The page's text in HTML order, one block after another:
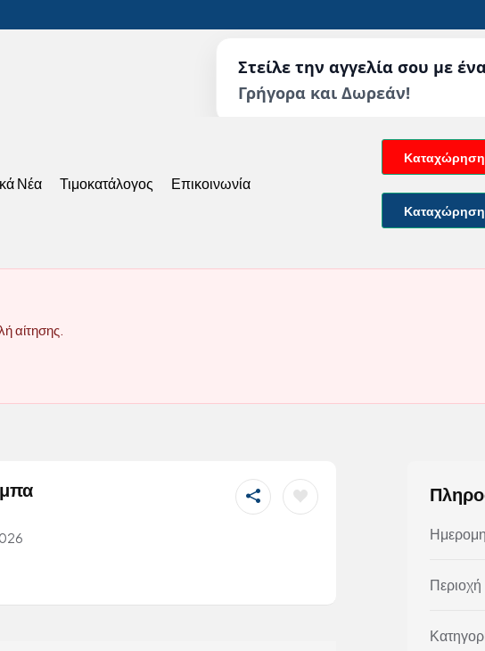
Στείλε την αγγελία σου με
Γρήγορα και Δωρεάν!
Νέα Τιμοκατάλογος Επικοινωνία
Καταχώρηση
Καταχώρηση
αίτησης.
Περιοχή